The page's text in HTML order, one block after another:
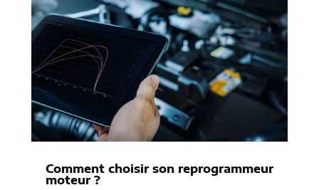
Comment choisir son reprogrammeur
moteur ?